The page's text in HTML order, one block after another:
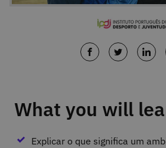
What you will
Explicar o que significa um